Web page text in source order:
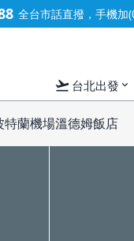
全台市話直撥，手機加
flight_takeoff 台北出發 expand_more
特蘭機場溫德姆飯店